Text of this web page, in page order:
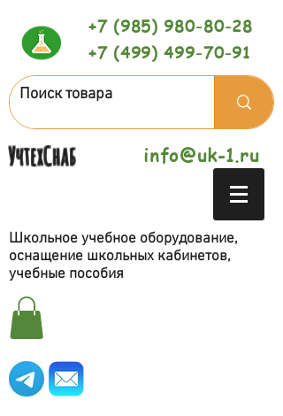
+7 (985) 980-80-28
+7 (499) 499-70-91
УчтехСнаб info@uk-1.ru
Школьное учебное оборудование,
оснащение школьных кабинетов,
учебные пособия